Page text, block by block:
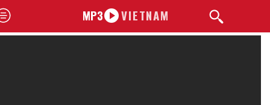
MP3 VIETNAM